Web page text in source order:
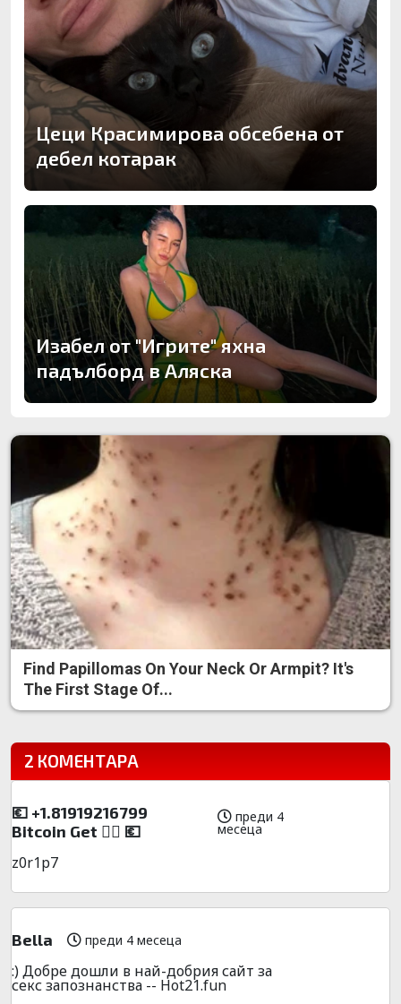
Цеци Красимирова обсебена от
дебел котарак
Изабел от "Игрите" яхна
падълборд в Аляска
Find Papillomas On Your Neck Or Armpit? It's
The First Stage Of...
2 КОМЕНТАРА
💶 +1.81919216799
Вitсоin Get 👉🏽 💶
преди 4
месеца
z0r1p7
Bella преди 4 месеца
:) Д об р е д ош л и в н а й-до бр и я с а й т за
с е к с за поз на н ст в а -- H o t 2 1 . f u n